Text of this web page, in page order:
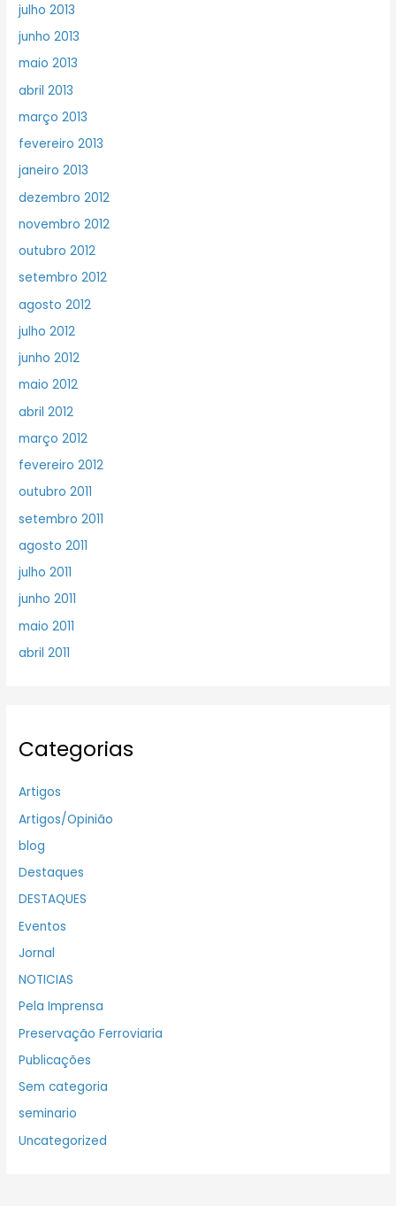
julho 2013
junho 2013
maio 2013
abril 2013
março 2013
fevereiro 2013
janeiro 2013
dezembro 2012
novembro 2012
outubro 2012
setembro 2012
agosto 2012
julho 2012
junho 2012
maio 2012
abril 2012
março 2012
fevereiro 2012
outubro 2011
setembro 2011
agosto 2011
julho 2011
junho 2011
maio 2011
abril 2011
Categorias
Artigos
Artigos/Opinião
blog
Destaques
DESTAQUES
Eventos
Jornal
NOTICIAS
Pela Imprensa
Preservação Ferroviaria
Publicações
Sem categoria
seminario
Uncategorized